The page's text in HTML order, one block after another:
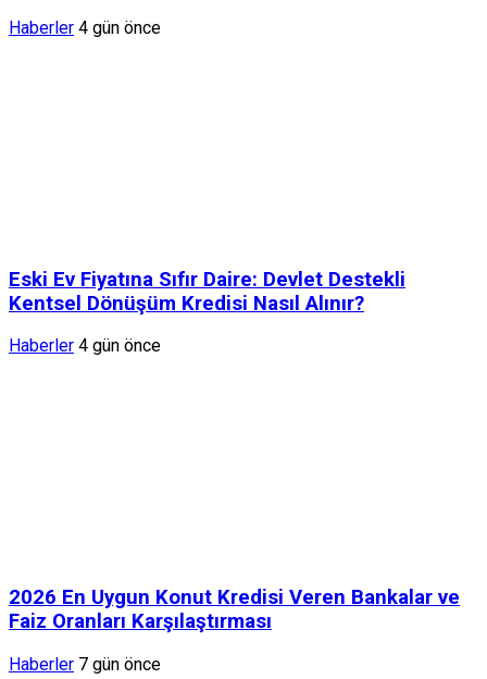
Haberler 4 gün önce
Eski Ev Fiyatına Sıfır Daire: Devlet Destekli
Kentsel Dönüşüm Kredisi Nasıl Alınır?
Haberler 4 gün önce
2026 En Uygun Konut Kredisi Veren Bankalar ve
Faiz Oranları Karşılaştırması
Haberler 7 gün önce